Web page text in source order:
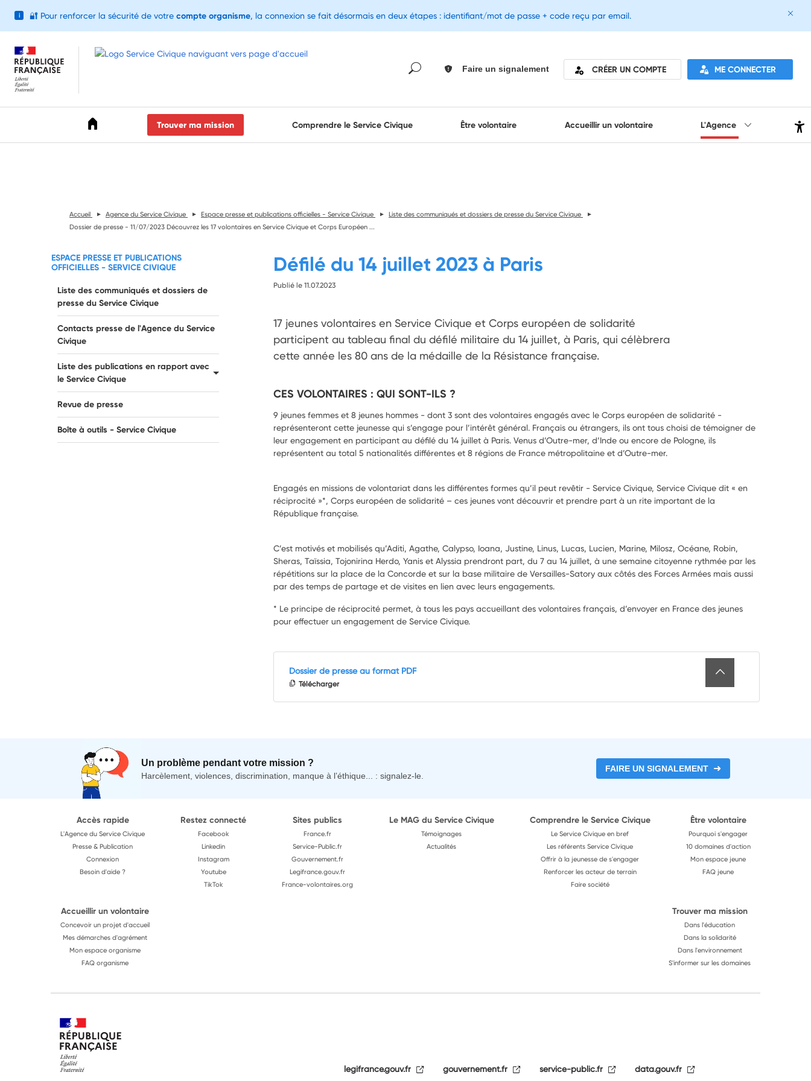
Faire un signalement CRÉER UN COMPTE ME CONNECTER
Trouver ma mission Comprendre le Service Civique Être volontaire Accueillir un volontaire L'Agence
Accueil Agence du Service Civique Espace presse et publications officielles - Service Civique
Liste des communiqués et dossiers de presse du Service Civique
Dossier de presse - 11/07/2023 Découvrez les 17 volontaires en Service Civique et Corps Européen ...
ESPACE PRESSE ET PUBLICATIONS
OFFICIELLES - SERVICE CIVIQUE
Liste des communiqués et dossiers de
presse du Service Civique
Contacts presse de l'Agence du Service
Civique
Liste des publications en rapport avec
le Service Civique
Revue de presse
Boîte à outils - Service Civique
Défilé du 14 juillet 2023 à Paris
Publié le 11.07.2023
17 jeunes volontaires en Service Civique et Corps européen de solidarité
participent au tableau final du défilé militaire du 14 juillet, à Paris, qui célèbrera
cette année les 80 ans de la médaille de la Résistance française.
CES VOLONTAIRES : QUI SONT-ILS ?
9 jeunes femmes et 8 jeunes hommes - dont 3 sont des volontaires engagés avec le Corps européen de solidarité -
représenteront cette jeunesse qui s’engage pour l’intérêt général. Français ou étrangers, ils ont tous choisi de témoigner de
leur engagement en participant au défilé du 14 juillet à Paris. Venus d’Outre-mer, d’Inde ou encore de Pologne, ils
représentent au total 5 nationalités différentes et 8 régions de France métropolitaine et d’Outre-mer.
Engagés en missions de volontariat dans les différentes formes qu’il peut revêtir - Service Civique, Service Civique dit « en
réciprocité »*, Corps européen de solidarité – ces jeunes vont découvrir et prendre part à un rite important de la
République française.
C’est motivés et mobilisés qu’Aditi, Agathe, Calypso, Ioana, Justine, Linus, Lucas, Lucien, Marine, Milosz, Océane, Robin,
Sheras, Taïssia, Tojonirina Herdo, Yanis et Alyssia prendront part, du 7 au 14 juillet, à une semaine citoyenne rythmée par les
répétitions sur la place de la Concorde et sur la base militaire de Versailles-Satory aux côtés des Forces Armées mais aussi
par des temps de partage et de visites en lien avec leurs engagements.
* Le principe de réciprocité permet, à tous les pays accueillant des volontaires français, d’envoyer en France des jeunes
pour effectuer un engagement de Service Civique.
Dossier de presse au format PDF
Télécharger
i 🔐 Pour renforcer la sécurité de votre compte organisme, la connexion se fait désormais en deux étapes : identifiant/mot de passe + code reçu par email.
Un problème pendant votre mission ?
Harcèlement, violences, discrimination, manque à l’éthique... : signalez-le.
FAIRE UN SIGNALEMENT
Accès rapide
L'Agence du Service Civique
Presse & Publication
Connexion
Besoin d'aide ?
Restez connecté
Facebook
Linkedin
Instagram
Youtube
TikTok
Sites publics
France.fr
Service-Public.fr
Gouvernement.fr
Legifrance.gouv.fr
France-volontaires.org
Le MAG du Service Civique
Témoignages
Actualités
Comprendre le Service Civique
Le Service Civique en bref
Les référents Service Civique
Offrir à la jeunesse de s'engager
Renforcer les acteur de terrain
Faire société
Être volontaire
Pourquoi s'engager
10 domaines d'action
Mon espace jeune
FAQ jeune
Accueillir un volontaire
Concevoir un projet d'accueil
Mes démarches d'agrément
Mon espace organisme
FAQ organisme
Trouver ma mission
Dans l'éducation
Dans la solidarité
Dans l'environnement
S'informer sur les domaines
legifrance.gouv.fr gouvernement.fr service-public.fr data.gouv.fr